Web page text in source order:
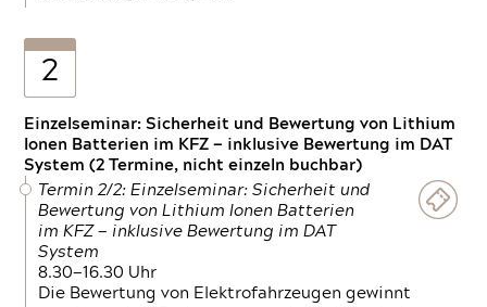
2
Einzelseminar: Sicherheit und Bewertung von Lithium
Ionen Batterien im KFZ — inklusive Bewertung im DAT
System (2 Termine, nicht einzeln buchbar)
Termin 2/2: Einzelseminar: Sicherheit und
Bewertung von Lithium Ionen Batterien
im KFZ — inklusive Bewertung im DAT
System
8.30—16.30 Uhr
Die Bewertung von Elektrofahrzeugen gewinnt